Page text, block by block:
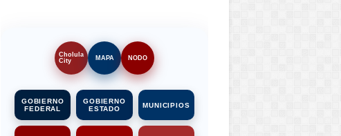
Cholula
City
MAPA NODO
GOBIERNO
FEDERAL
GOBIERNO
ESTADO
MUNICIPIOS